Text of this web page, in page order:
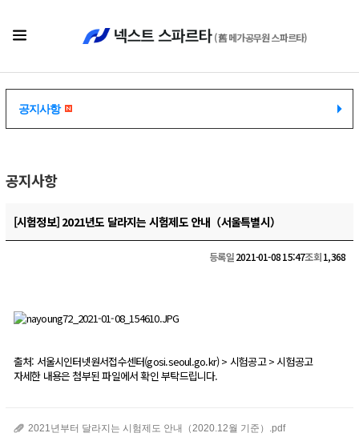
(舊 메가공무원 스파르타)
공지사항
공지사항
공지사항
[시험정보] 2021년도 달라지는 시험제도 안내（서울특별시）
등록일2021-01-08 15:47조회1,368
출처: 서울시인터넷원서접수센터(gosi.seoul.go.kr) > 시험공고 > 시험공고
자세한 내용은 첨부된 파일에서 확인 부탁드립니다.
2021년부터 달라지는 시험제도 안내（2020.12월 기준）.pdf